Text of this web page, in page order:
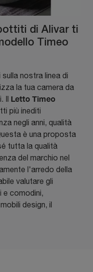
di Alivar ti
Timeo
nostra linea di
la tua camera da
Il Letto Timeo
più inediti
negli anni, qualità
è una proposta
tutta la qualità
del marchio nel
l'arredo della
valutare gli
e comodini,
design, il